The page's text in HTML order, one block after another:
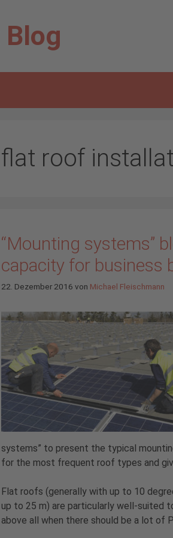
Blog
flat roof
“Mounting systems”
capacity for business
22. Dezember 2016 von Michael Fleischmann
systems” to present the typical
for the most frequent roof types and
Flat roofs (generally with up to 10
up to 25 m) are particularly well-suited
above all when there should be a lot of